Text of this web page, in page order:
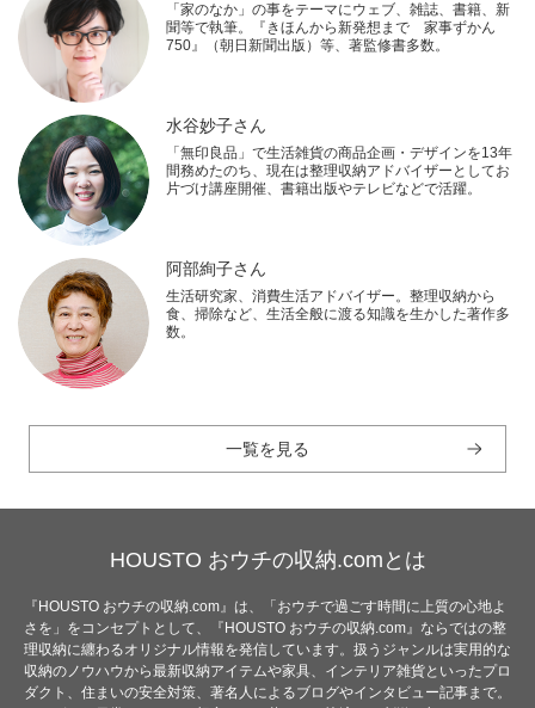
「家のなか」の事をテーマにウェブ、雑誌、書籍、新
聞等で執筆。『きほんから新発想まで 家事ずかん
750』（朝日新聞出版）等、著監修書多数。
水谷妙子さん
「無印良品」で生活雑貨の商品企画・デザインを13年
間務めたのち、現在は整理収納アドバイザーとしてお
片づけ講座開催、書籍出版やテレビなどで活躍。
阿部絢子さん
生活研究家、消費生活アドバイザー。整理収納から
食、掃除など、生活全般に渡る知識を生かした著作多
数。
一覧を見る
HOUSTO おウチの収納.comとは
『HOUSTO おウチの収納.com』は、「おウチで過ごす時間に上質の心地よ
さを」をコンセプトとして、『HOUSTO おウチの収納.com』ならではの整
理収納に纏わるオリジナル情報を発信しています。扱うジャンルは実用的な
収納のノウハウから最新収納アイテムや家具、インテリア雑貨といったプロ
ダクト、住まいの安全対策、著名人によるブログやインタビュー記事まで。